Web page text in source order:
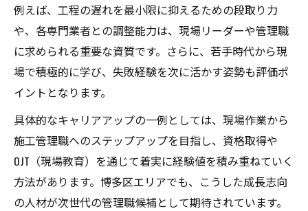
転職成功へ導くスキルの選び方
プラント工事で転職を成功させるスキル選
定法
自己PRで伝えるべきプラント工事の強みと
は
企業が評価するプラント工事の実践スキル
転職活動に活きるプラント工事の経験整理
術
将来性あるプラント工事スキルの見極め方
例えば、工程の遅れを最小限に抑えるための段取り力
や、各専門業者との調整能力は、現場リーダーや管理職
に求められる重要な資質です。さらに、若手時代から現
場で積極的に学び、失敗経験を次に活かす姿勢も評価ポ
イントとなります。
具体的なキャリアアップの一例としては、現場作業から
施工管理職へのステップアップを目指し、資格取得や
OJT（現場教育）を通じて着実に経験値を積み重ねていく
方法があります。博多区エリアでも、こうした成長志向
の人材が次世代の管理職候補として期待されています。